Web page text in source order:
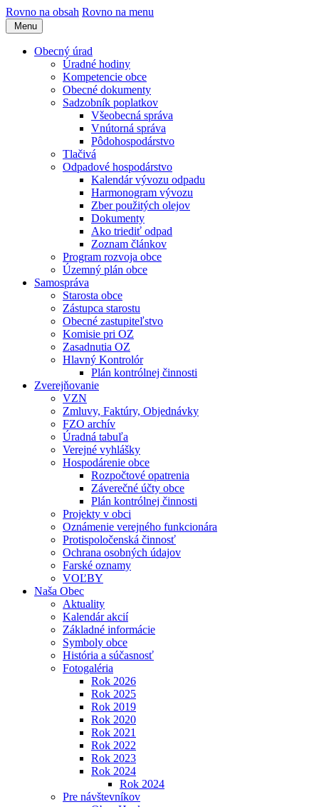
Rovno na obsah Rovno na menu
Menu
Obecný úrad
Úradné hodiny
Kompetencie obce
Obecné dokumenty
Sadzobník poplatkov
Všeobecná správa
Vnútorná správa
Pôdohospodárstvo
Tlačivá
Odpadové hospodárstvo
Kalendár vývozu odpadu
Harmonogram vývozu
Zber použitých olejov
Dokumenty
Ako triediť odpad
Zoznam článkov
Program rozvoja obce
Územný plán obce
Samospráva
Starosta obce
Zástupca starostu
Obecné zastupiteľstvo
Komisie pri OZ
Zasadnutia OZ
Hlavný Kontrolór
Plán kontrólnej činnosti
Zverejňovanie
VZN
Zmluvy, Faktúry, Objednávky
FZO archív
Úradná tabuľa
Verejné vyhlášky
Hospodárenie obce
Rozpočtové opatrenia
Záverečné účty obce
Plán kontrólnej činnosti
Projekty v obci
Oznámenie verejného funkcionára
Protispoločenská činnosť
Ochrana osobných údajov
Farské oznamy
VOĽBY
Naša Obec
Aktuality
Kalendár akcií
Základné informácie
Symboly obce
História a súčasnosť
Fotogaléria
Rok 2026
Rok 2025
Rok 2019
Rok 2020
Rok 2021
Rok 2022
Rok 2023
Rok 2024
Rok 2024
Pre návštevníkov